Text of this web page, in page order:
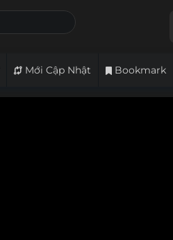
Mới Cập Nhật Bookmark